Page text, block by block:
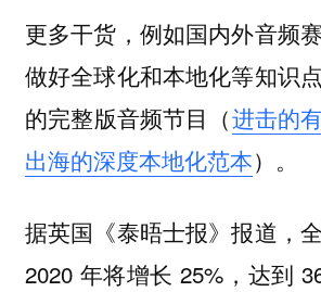
更多干货，例如国内外音频
做好全球化和本地化等知识
的完整版音频节目（进击的
出海的深度本地化范本）。
据英国《泰晤士报》报道，
2020 年将增长 25%，达到